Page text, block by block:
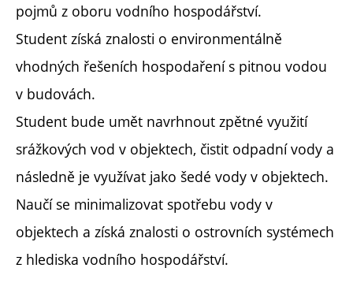
pojmů z oboru vodního hospodářství.
Student získá znalosti o environmentálně
vhodných řešeních hospodaření s pitnou vodou
v budovách.
Student bude umět navrhnout zpětné využití
srážkových vod v objektech, čistit odpadní vody a
následně je využívat jako šedé vody v objektech.
Naučí se minimalizovat spotřebu vody v
objektech a získá znalosti o ostrovních systémech
z hlediska vodního hospodářství.